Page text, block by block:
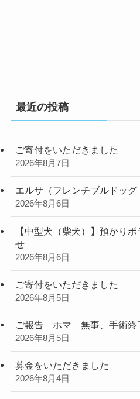
最近の投稿
ご寄付をいただきました
2026年8月7日
エルサ（フレンチブルドッ
2026年8月6日
【中型犬（柴犬）】預かり
せ
2026年8月6日
ご寄付をいただきました
2026年8月5日
ご報告 ホマ 無事、手術終
2026年8月5日
募金をいただきました
2026年8月4日